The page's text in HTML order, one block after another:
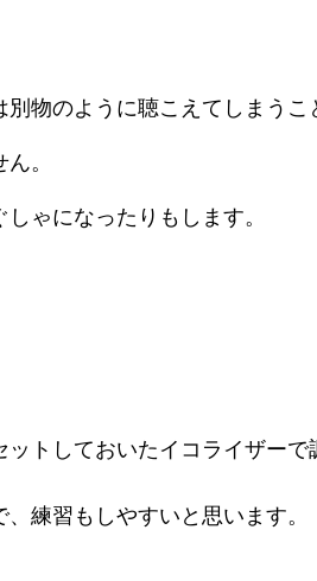
物のように聴こえてしまうこ
。
ゃになったりもします。
トしておいたイコライザーで
練習もしやすいと思います。